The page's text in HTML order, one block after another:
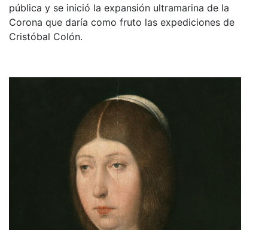
pública y se inició la expansión ultramarina de la
Corona que daría como fruto las expediciones de
Cristóbal Colón.